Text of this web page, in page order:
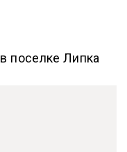
в поселке Липка